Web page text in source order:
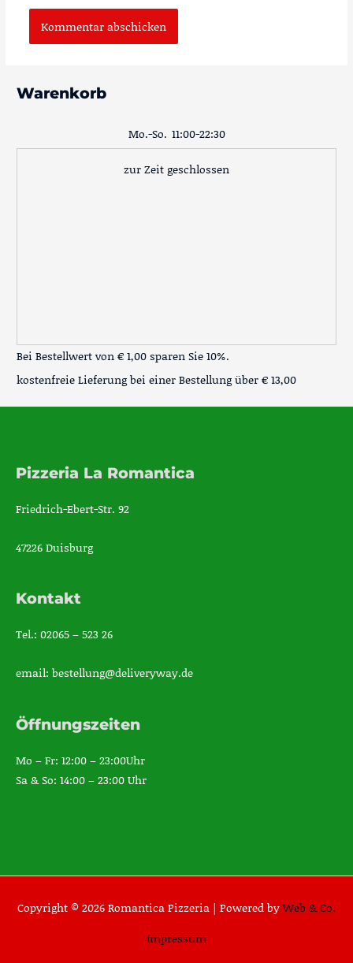
Warenkorb
Mo.-So. 11:00-22:30
zur Zeit geschlossen
Bei Bestellwert von € 1,00 sparen Sie 10%.
kostenfreie Lieferung bei einer Bestellung über€ 13,00
Pizzeria La Romantica
Friedrich-Ebert-Str. 92
47226 Duisburg
Kontakt
Tel.: 02065 – 523 26
email: bestellung@deliveryway.de
Öffnungszeiten
Mo – Fr: 12:00 – 23:00Uhr
Sa & So: 14:00 – 23:00 Uhr
Copyright © 2026 Romantica Pizzeria | Powered byWeb & Co.
Impressum